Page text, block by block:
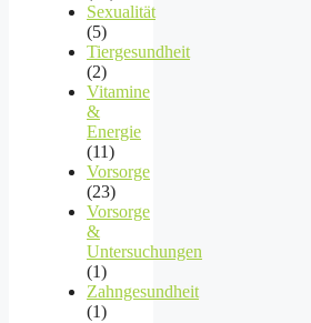
Sexualität
(5)
Tiergesundheit
(2)
Vitamine
&
Energie
(11)
Vorsorge
(23)
Vorsorge
&
Untersuchungen
(1)
Zahngesundheit
(1)